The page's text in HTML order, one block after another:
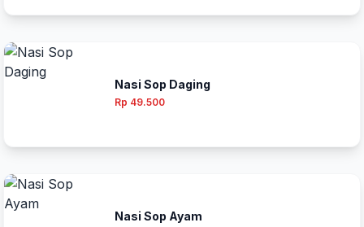
Nasi Sop Daging
Rp 49.500
Nasi Sop Ayam